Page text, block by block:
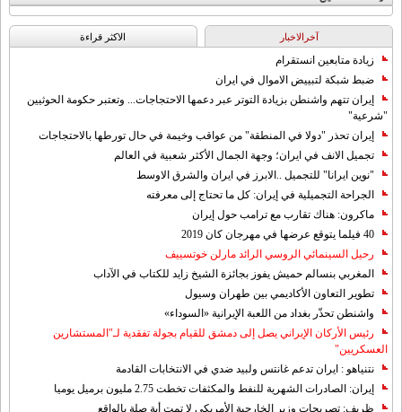
آخرالاخبار الاکثر قراءة
زيادة متابعين انستقرام
ضبط شبكة لتبييض الاموال في ايران
إيران تتهم واشنطن بزيادة التوتر عبر دعمها الاحتجاجات... وتعتبر حكومة الحوثيين
"شرعية"
إيران تحذر "دولا في المنطقة" من عواقب وخيمة في حال تورطها بالاحتجاجات
تجميل الانف في ايران؛ وجهة الجمال الأكثر شعبية في العالم
"نوين ايرانا" للتجميل ..الابرز في ايران والشرق الاوسط
الجراحة التجميلية في إيران: كل ما تحتاج إلى معرفته
ماكرون: هناك تقارب مع ترامب حول إيران
40 فيلما يتوقع عرضها في مهرجان كان 2019
رحيل السينمائي الروسي الرائد مارلن خوتسييف
المغربي بنسالم حميش يفوز بجائزة الشيخ زايد للكتاب في الآداب
تطوير التعاون الأكاديمي بين طهران وسيول
واشنطن تحذّر بغداد من اللعبة الإيرانية «السوداء»
رئيس الأركان الإيراني يصل إلى دمشق للقيام بجولة تفقدية لـ"المستشارين
العسكريين"
نتنياهو : ايران تدعم غانتس ولبيد ضدي في الانتخابات القادمة
إيران: الصادرات الشهریة للنفط والمكثفات تخطت 2.75 مليون برميل يوميا
ظريف: تصريحات وزير الخارجية الأمريكي لا تمت أية صلة بالواقع